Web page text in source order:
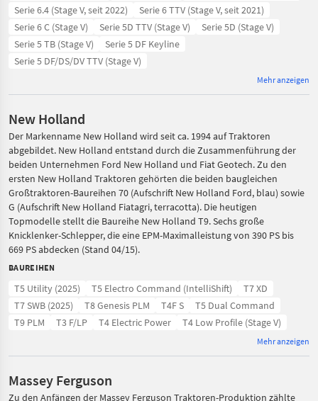
Serie 6.4 (Stage V, seit 2022)
Serie 6 TTV (Stage V, seit 2021)
Serie 6 C (Stage V)
Serie 5D TTV (Stage V)
Serie 5D (Stage V)
Serie 5 TB (Stage V)
Serie 5 DF Keyline
Serie 5 DF/DS/DV TTV (Stage V)
Mehr anzeigen
New Holland
Der Markenname New Holland wird seit ca. 1994 auf Traktoren
abgebildet. New Holland entstand durch die Zusammenführung der
beiden Unternehmen Ford New Holland und Fiat Geotech. Zu den
ersten New Holland Traktoren gehörten die beiden baugleichen
Großtraktoren-Baureihen 70 (Aufschrift New Holland Ford, blau) sowie
G (Aufschrift New Holland Fiatagri, terracotta). Die heutigen
Topmodelle stellt die Baureihe New Holland T9. Sechs große
Knicklenker-Schlepper, die eine EPM-Maximalleistung von 390 PS bis
669 PS abdecken (Stand 04/15).
BAUREIHEN
T5 Utility (2025) T5 Electro Command (IntelliShift)
T7 XD
T7 SWB (2025)
T8 Genesis PLM T4F S
T5 Dual Command
T9 PLM
T3 F/LP T4 Electric Power T4 Low Profile (Stage V)
Mehr anzeigen
Massey Ferguson
Zu den Anfängen der Massey Ferguson Traktoren-Produktion zählte